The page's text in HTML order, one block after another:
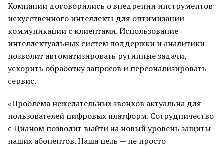
Компании договорились о внедрении инструментов
искусственного интеллекта для оптимизации
коммуникации с клиентами. Использование
интеллектуальных систем поддержки и аналитики
позволит автоматизировать рутинные задачи,
ускорить обработку запросов и персонализировать
сервис.
«Проблема нежелательных звонков актуальна для
пользователей цифровых платформ. Сотрудничество
с Цианом позволит выйти на новый уровень защиты
наших абонентов. Наша цель — не просто